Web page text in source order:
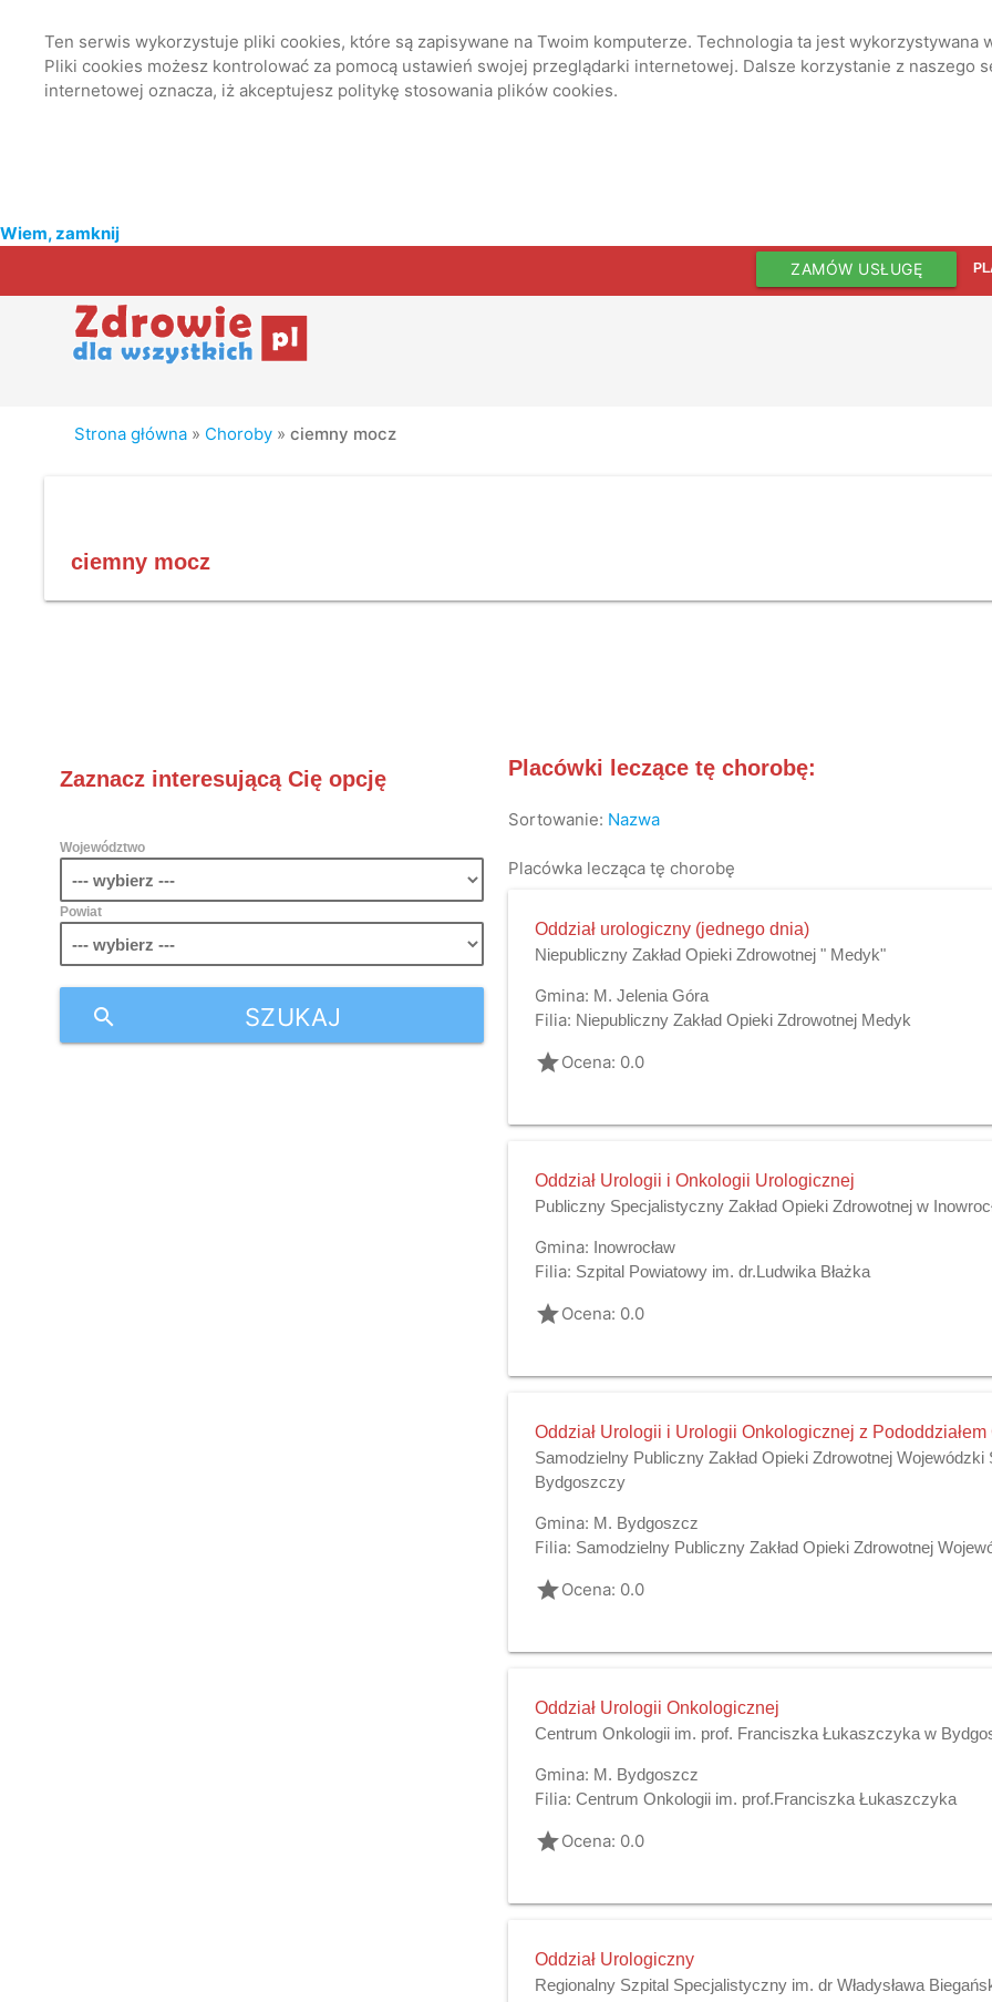
Ten serwis wykorzystuje pliki cookies, które są zapisywane na Twoim komputerze. Technologia ta jest
Pliki cookies możesz kontrolować za pomocą ustawień swojej przeglądarki internetowej. Dalsze korzystanie z naszego
internetowej oznacza, iż akceptujesz politykę stosowania plików cookies.
Wiem, zamknij
ZAMÓW USŁUGĘ
Strona główna » Choroby »ciemny mocz
ciemny mocz
Zaznacz interesującą Cię opcję
Województwo
Powiat
SZUKAJ
search
Placówki leczące tę chorobę:
Sortowanie: Nazwa
Placówka lecząca tę chorobę
Oddział urologiczny (jednego dnia)
Niepubliczny Zakład Opieki Zdrowotnej " Medyk"
Gmina: M. Jelenia Góra
Filia: Niepubliczny Zakład Opieki Zdrowotnej Medyk
gradeOcena: 0.0
Oddział Urologii i Onkologii Urologicznej
Publiczny Specjalistyczny Zakład Opieki Zdrowotnej w
Gmina: Inowrocław
Filia: Szpital Powiatowy im. dr.Ludwika Błażka
gradeOcena: 0.0
Oddział Urologii i Urologii Onkologicznej z
Samodzielny Publiczny Zakład Opieki Zdrowotnej
Bydgoszczy
Gmina: M. Bydgoszcz
Filia: Samodzielny Publiczny Zakład Opieki Zdrowotnej
gradeOcena: 0.0
Oddział Urologii Onkologicznej
Centrum Onkologii im. prof. Franciszka Łukaszczyka w
Gmina: M. Bydgoszcz
Filia: Centrum Onkologii im. prof.Franciszka Łukaszczyka
gradeOcena: 0.0
Oddział Urologiczny
Regionalny Szpital Specjalistyczny im. dr Władysława